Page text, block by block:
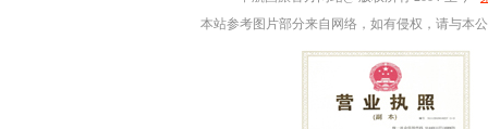
本站参考图片部分来自网络，如有侵权，请与本